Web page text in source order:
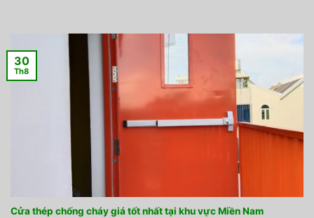
Cửa thép chống cháy giá tốt nhất tại khu vực Miền Nam
30
Th8